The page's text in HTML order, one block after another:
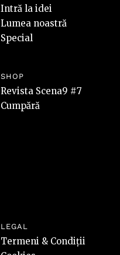
Intră la idei
Lumea noastră
Special
SHOP
Revista Scena9 #7
Cumpără
LEGAL
Termeni & Condiții